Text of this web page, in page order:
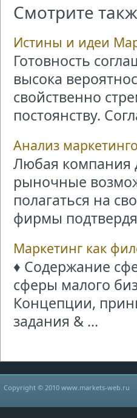
Смотрите
Истины и идеи
Готовность
высока
свойственно
постоянству.
Анализ
Любая компания
рыночные
полагаться на
фирмы
Маркетинг как
♦ Содержание
сферы малого
Концепции,
задания & ...
Copyright © 2010 www.markets-web.ru